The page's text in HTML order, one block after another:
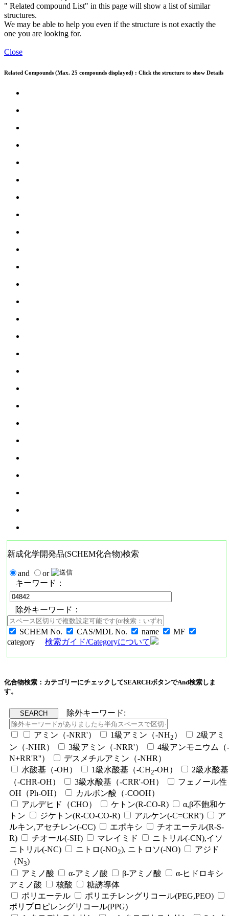
" Related compound List" in this page will show a list of similar
structures.
We may be able to help you even if the structure is not exactly the
one you are looking for.
Close
Related Compounds (Max. 25 compounds displayed) : Click the structure to show Details
新成化学開発品(SCHEM化合物)検索
and
or
キーワード：
除外キーワード：
SCHEM No. CAS/MDL No. name
MF
category
検索ガイド/Categoryについて
化合物検索：カテゴリーにチェックしてSEARCHボタンでAnd検索しま
す。
除外キーワード:
アミン（-NRR'） 1級アミン（-NH2 ）
2級アミ
ン（-NHR）
3級アミン（-NRR'）
4級アンモニウム（-
N+RR'R''）
デスメチルアミン（-NHR）
水酸基（-OH）
1級水酸基（-CH2-OH）
2級水酸基
（-CHR-OH）
3級水酸基（-CRR'-OH）
フェノール性
OH（Ph-OH）
カルボン酸（-COOH）
アルデヒド（CHO）
ケトン(R-CO-R)
α,β不飽和ケ
トン
ジケトン(R-CO-CO-R) アルケン(-C=CRR')
ア
ルキン,アセチレン(-CC)
エポキシ
チオエーテル(R-S-
R)
チオール(-SH) マレイミド
ニトリル(-CN),イソ
ニトリル(-NC)
ニトロ(-NO2), ニトロソ(-NO)
アジド
（N3)
アミノ酸
α-アミノ酸 β-アミノ酸
α-ヒドロキシ
アミノ酸
核酸
糖誘導体
ポリエーテル
ポリエチレングリコール(PEG,PEO)
ポリプロピレングリコール(PPG)